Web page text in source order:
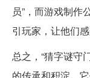
员”，而游戏制作
引玩家，让他们
总之，“猜字谜守